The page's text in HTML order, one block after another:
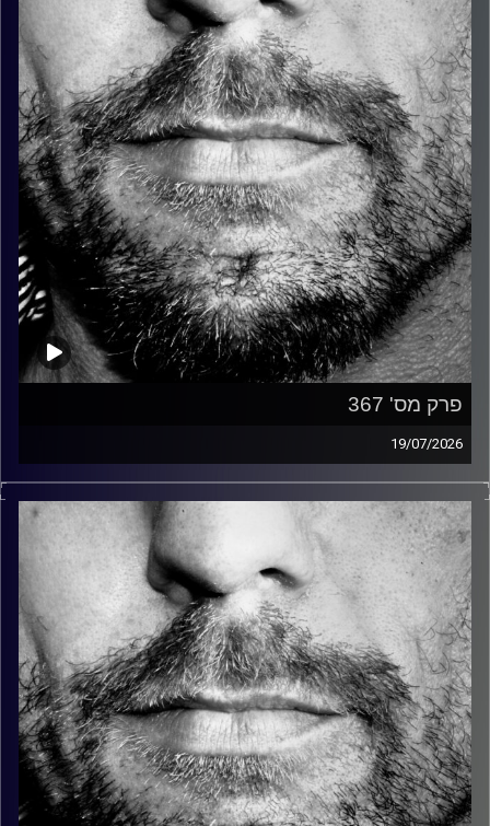
קרדיט תמונות: David Goehring
פרק מס' 367
19/07/2026
זיפים, מוזיקה מחוספסת של הופעות חיות. הרבה ג'אם, רוק,
בלוז, bluegrass, ג'אז, Fאנק, פרוגרסיב ואפילו אלקטרוניקה.
כל מה שחי, אמיתי ונושם.
עם שמוליק רגב.
קרדיט תמונות: David Goehring